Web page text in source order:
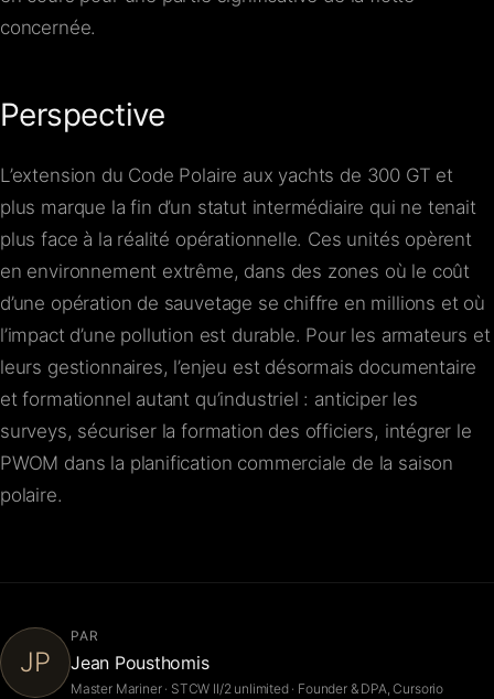
concernée.
Perspective
L’extension du Code Polaire aux yachts de 300 GT et
plus marque la fin d’un statut intermédiaire qui ne tenait
plus face à la réalité opérationnelle. Ces unités opèrent
en environnement extrême, dans des zones où le coût
d’une opération de sauvetage se chiffre en millions et où
l’impact d’une pollution est durable. Pour les armateurs et
leurs gestionnaires, l’enjeu est désormais documentaire
et formationnel autant qu’industriel : anticiper les
surveys, sécuriser la formation des officiers, intégrer le
PWOM dans la planification commerciale de la saison
polaire.
JP
PAR
Jean Pousthomis
Master Mariner · STCW II/2 unlimited · Founder & DPA, Cursorio